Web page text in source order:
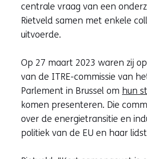
centrale vraag van een
Rietveld samen met enkele
uitvoerde.
Op 27 maart 2023 waren zij
van de ITRE-commissie van
Parlement in Brussel om hun
komen presenteren. Die
over de energietransitie en
politiek van de EU en haar